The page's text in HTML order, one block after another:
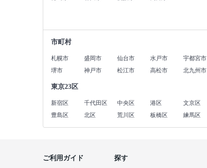
市町村
札幌市 盛岡市 仙台市 水戸市 宇都宮市
堺市
神戸市 松江市 高松市 北九州市
東京23区
新宿区 千代田区 中央区 港区 文京区
豊島区
北区 荒川区 板橋区 練馬区
探す
ご利用ガイド